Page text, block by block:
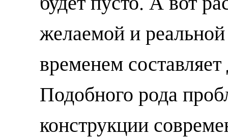
желаемой и
временем
Подобного рода
конструкции